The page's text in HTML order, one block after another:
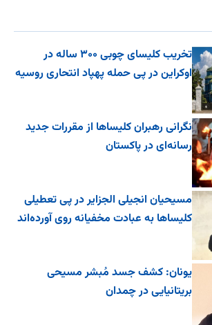
تخریب کلیسای چوبی ۳۰۰ ساله در
اوکراین در پی حمله پهپاد انتحاری روسیه
نگرانی رهبران کلیساها از مقررات جدید
رسانه‌ای در پاکستان
مسیحیان انجیلی الجزایر در پی تعطیلی
کلیساها به عبادت مخفیانه روی آورده‌اند
یونان: کشف جسد مُبشر مسیحی
بریتانیایی در چمدان